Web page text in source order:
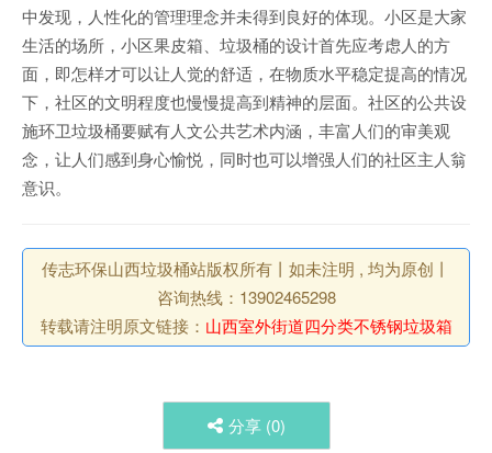
中发现，人性化的管理理念并未得到良好的体现。小区是大家
生活的场所，小区果皮箱、垃圾桶的设计首先应考虑人的方
面，即怎样才可以让人觉的舒适，在物质水平稳定提高的情况
下，社区的文明程度也慢慢提高到精神的层面。社区的公共设
施环卫垃圾桶要赋有人文公共艺术内涵，丰富人们的审美观
念，让人们感到身心愉悦，同时也可以增强人们的社区主人翁
意识。
传志环保山西垃圾桶站版权所有丨如未注明 , 均为原创丨
咨询热线：13902465298
转载请注明原文链接： 山西室外街道四分类不锈钢垃圾箱
分享 (0)